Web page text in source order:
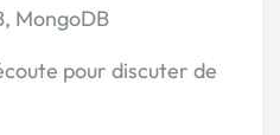
MongoDB
pour discuter de